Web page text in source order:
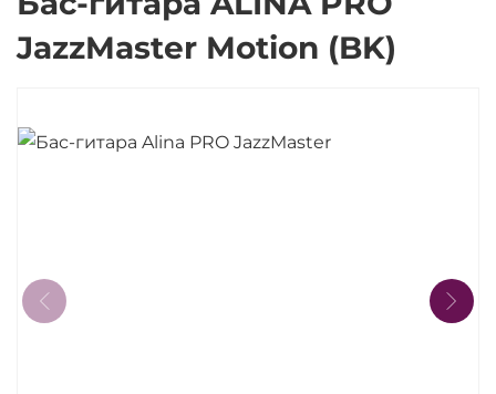
JazzMaster Motion (BK)